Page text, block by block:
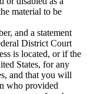
material to be
and a statement
District Court
is located, or if the
States, for any
and that you will
who provided